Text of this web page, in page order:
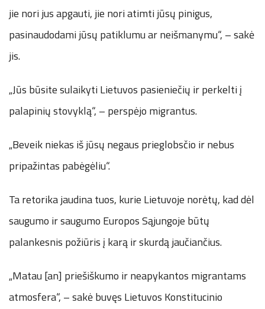
jie nori jus apgauti, jie nori atimti jūsų pinigus,
pasinaudodami jūsų patiklumu ar neišmanymu“, – sakė
jis.
„Jūs būsite sulaikyti Lietuvos pasieniečių ir perkelti į
palapinių stovyklą“, – perspėjo migrantus.
„Beveik niekas iš jūsų negaus prieglobsčio ir nebus
pripažintas pabėgėliu“.
Ta retorika jaudina tuos, kurie Lietuvoje norėtų, kad dėl
saugumo ir saugumo Europos Sąjungoje būtų
palankesnis požiūris į karą ir skurdą jaučiančius.
„Matau [an] priešiškumo ir neapykantos migrantams
atmosfera“, – sakė buvęs Lietuvos Konstitucinio